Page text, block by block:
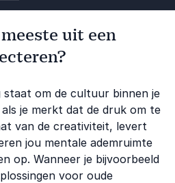
uit een
staat om de cultuur binnen je
je merkt dat de druk om te
van de creativiteit, levert
jou mentale ademruimte
op. Wanneer je bijvoorbeeld
voor oude